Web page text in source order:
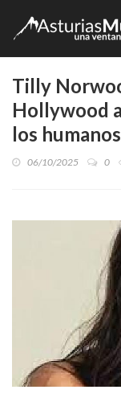
Tilly
Hollywood
los humanos
06/10/2025 0